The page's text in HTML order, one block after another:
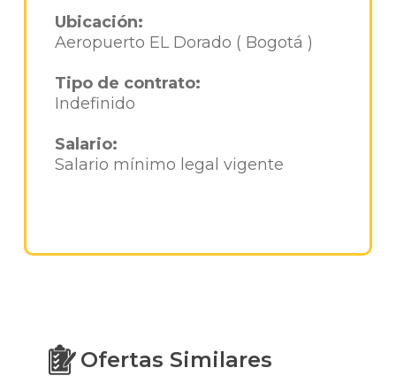
Ubicación:
Aeropuerto EL Dorado ( Bogotá )
Tipo de contrato:
Indefinido
Salario:
Salario mínimo legal vigente
Ofertas Similares